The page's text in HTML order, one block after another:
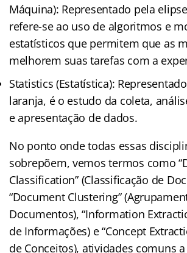
Máquina): Representado pela
refere-se ao uso de algoritmos e
estatísticos que permitem que as
melhorem suas tarefas com a
Statistics (Estatística):
laranja, é o estudo da coleta,
e apresentação de dados.
No ponto onde todas essas
sobrepõem, vemos termos como
Classification” (Classificação de
“Document Clustering”
Documentos), “Information
de Informações) e “Concept
de Conceitos), atividades comuns